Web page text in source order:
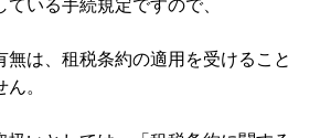
いる手続規定ですので、
無は、租税条約の適用を受けること
。